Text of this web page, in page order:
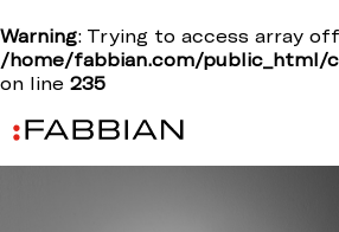
Warning: Trying to access array
/home/fabbian.com/public_html/
on line 235